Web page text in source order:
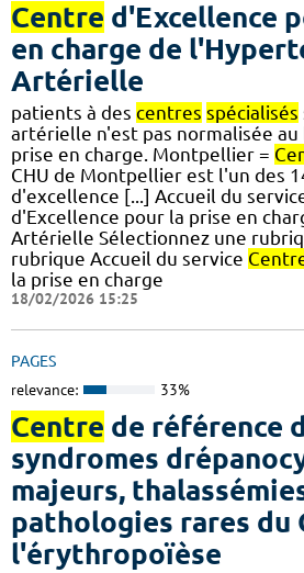
Centre d'Excellence
en charge de
Artérielle
patients à des centres spécialisés
artérielle n'est pas normalisée au
prise en charge. Montpellier =
CHU de Montpellier est l'un des
d'excellence [...] Accueil du
d'Excellence pour la prise en
Artérielle Sélectionnez une
rubrique Accueil du service
la prise en charge
18/02/2026 15:25
PAGES
relevance: 33%
Centre de référence
syndromes
majeurs,
pathologies rares du
l'érythropoïèse